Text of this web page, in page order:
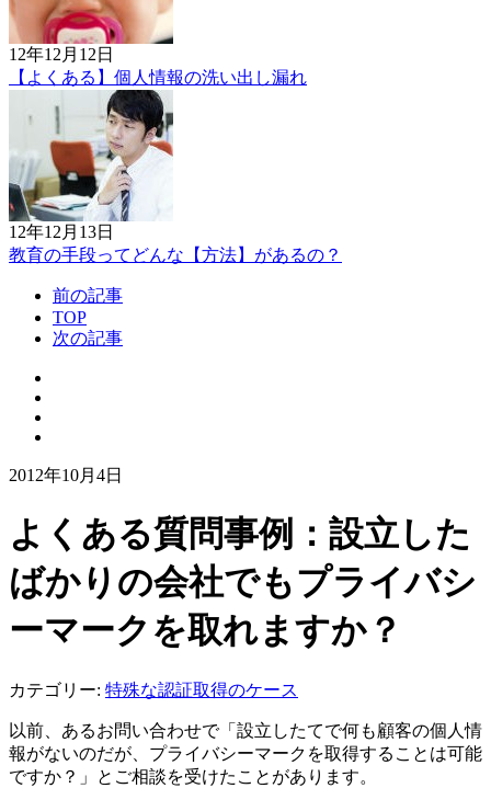
12年12月12日
【よくある】個人情報の洗い出し漏れ
12年12月13日
教育の手段ってどんな【方法】があるの？
前の記事
TOP
次の記事
2012年10月4日
よくある質問事例：設立した
ばかりの会社でもプライバシ
ーマークを取れますか？
カテゴリー: 特殊な認証取得のケース
以前、あるお問い合わせで「設立したてで何も顧客の個人情
報がないのだが、プライバシーマークを取得することは可能
ですか？」とご相談を受けたことがあります。